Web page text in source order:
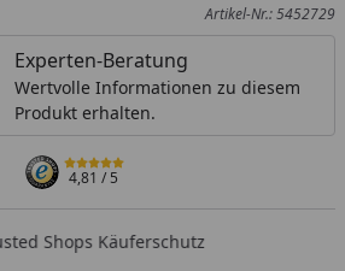
Artikel-Nr.: 5452729
Experten-Beratung
Wertvolle Informationen zu diesem
Produkt erhalten.
4,81/ 5
Shops Käuferschutz